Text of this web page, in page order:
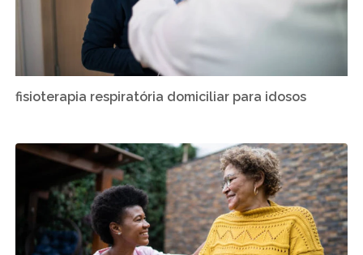
fisioterapia respiratória domiciliar para idosos